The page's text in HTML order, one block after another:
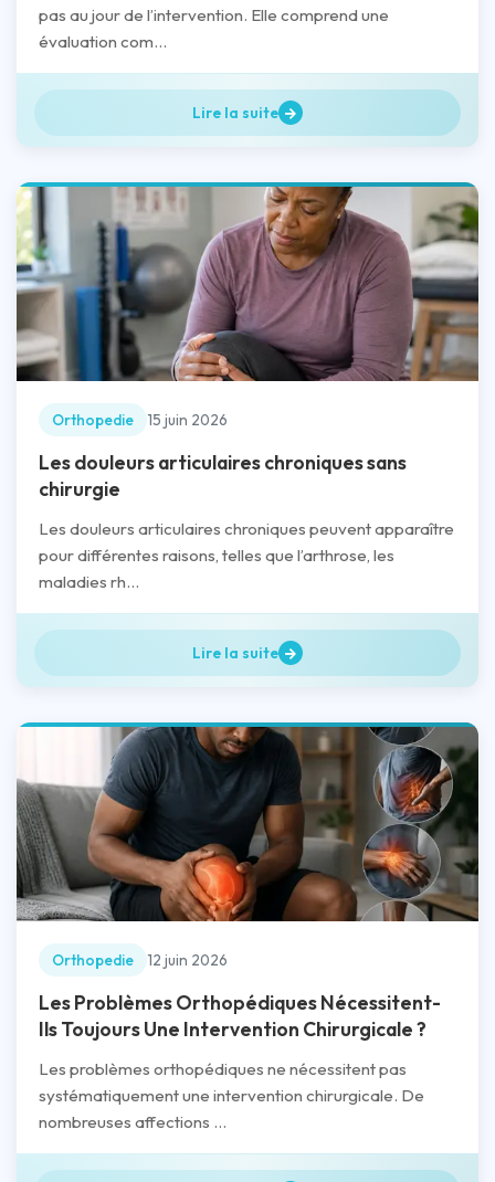
pas au jour de l’intervention. Elle comprend une
évaluation com...
Lire la suite
Orthopedie 15 juin 2026
Les douleurs articulaires chroniques sans
chirurgie
Les douleurs articulaires chroniques peuvent apparaître
pour différentes raisons, telles que l’arthrose, les
maladies rh...
Lire la suite
Orthopedie 12 juin 2026
Les Problèmes Orthopédiques Nécessitent-
Ils Toujours Une Intervention Chirurgicale ?
Les problèmes orthopédiques ne nécessitent pas
systématiquement une intervention chirurgicale. De
nombreuses affections ...